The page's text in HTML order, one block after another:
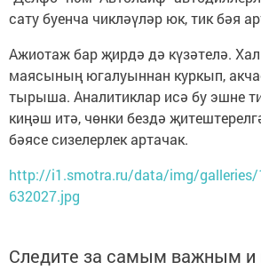
сату буенча чикләүләр юк, тик бәя
Ажиотаж бар җирдә дә күзәтелә.
маясының югалуыннан куркып,
тырыша. Аналитиклар исә бу эшне
киңәш итә, чөнки бездә
бәясе сизелерлек артачак.
http://i1.smotra.ru/data/img/galleries/
632027.jpg
Следите за самым важным и